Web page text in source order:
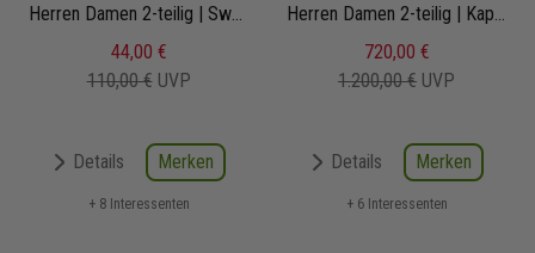
Herren Damen 2-teilig | Sweat Hoody Jogginghose | Jogginganzug
44,00 €
110,00 € UVP
Details Merken
+ 8 Interessenten
Herren Damen 2-teilig | Kapuzenjacke Sweathose | Jogginganzug Satz
720,00 €
1.200,00 € UVP
Details Merken
+ 6 Interessenten